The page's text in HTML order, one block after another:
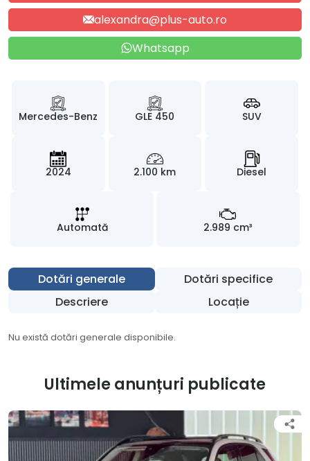
alexandra@plus-auto.ro
Whatsapp
Mercedes-Benz GLE 450 SUV
2024 2.100 km Diesel
Automată 2.989 cm³
Dotări generale
Dotări specifice
Descriere
Locație
Nu există dotări generale disponibile.
Ultimele anunțuri publicate